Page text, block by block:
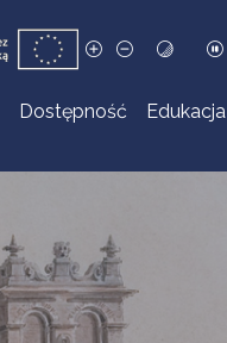
Dostępność Edukacja